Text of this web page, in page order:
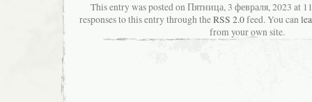
This entry was posted on Пятница, 3 февраля, 2023 at
responses to this entry through theRSS 2.0feed. You can
from your own site.